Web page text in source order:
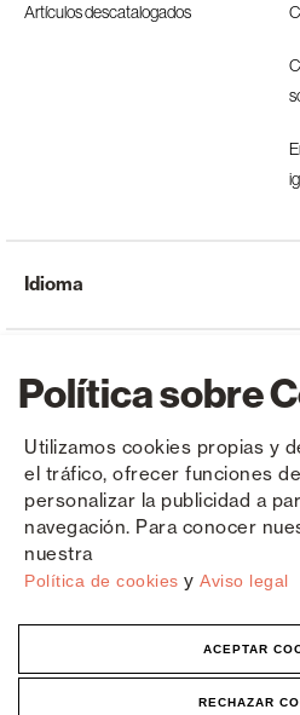
Política sobre
Utilizamos cookies propias y
el tráfico, ofrecer funciones
personalizar la publicidad a
navegación. Para conocer
nuestra
Política de cookies y Aviso legal
ACEPTAR
RECHAZAR
Artículos descatalogados
Copyright © Saxun 2023 - 2026 Política de
Idioma